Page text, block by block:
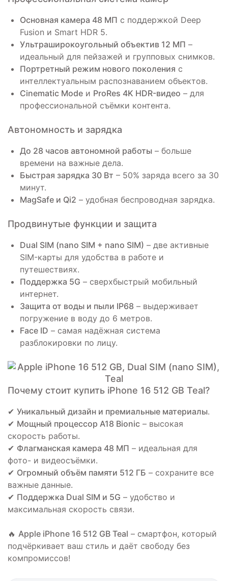
Основная камера 48 МП с поддержкой Deep
Fusion и Smart HDR 5.
Ультраширокоугольный объектив 12 МП –
идеальный для пейзажей и групповых снимков.
Портретный режим нового поколения с
интеллектуальным распознаванием объектов.
Cinematic Mode и ProRes 4K HDR-видео – для
профессиональной съёмки контента.
Автономность и зарядка
До 28 часов автономной работы – больше
времени на важные дела.
Быстрая зарядка 30 Вт – 50% заряда всего за 30
минут.
MagSafe и Qi2 – удобная беспроводная зарядка.
Продвинутые функции и защита
Dual SIM (nano SIM + nano SIM) – две активные
SIM-карты для удобства в работе и
путешествиях.
Поддержка 5G – сверхбыстрый мобильный
интернет.
Защита от воды и пыли IP68 – выдерживает
погружение в воду до 6 метров.
Face ID – самая надёжная система
разблокировки по лицу.
Почему стоит купить iPhone 16 512 GB Teal?
✔ Уникальный дизайн и премиальные материалы.
✔ Мощный процессор A18 Bionic – высокая
скорость работы.
✔ Флагманская камера 48 МП – идеальная для
фото- и видеосъёмки.
✔ Огромный объём памяти 512 ГБ – сохраните все
важные данные.
✔ Поддержка Dual SIM и 5G – удобство и
максимальная скорость связи.
🔥 Apple iPhone 16 512 GB Teal – смартфон, который
подчёркивает ваш стиль и даёт свободу без
компромиссов!